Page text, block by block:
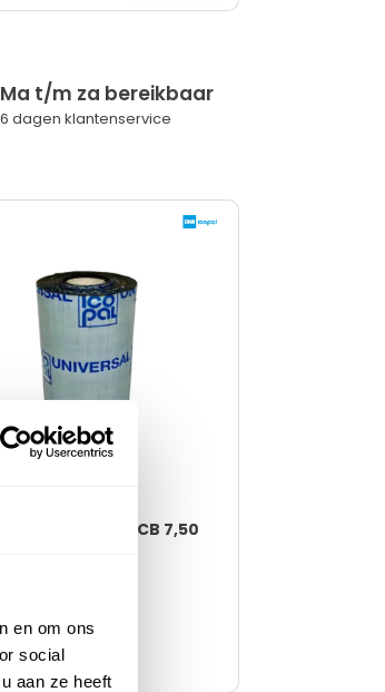
en om ons
social
aan ze heeft
op prestatie
gebruik
niet meegeleverd
SA POCB 7,50
Ma t/m za bereikbaar
6 dagen klantenservice